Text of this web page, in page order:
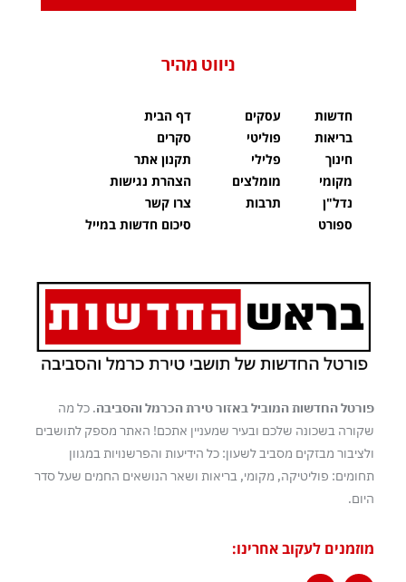
ניווט מהיר
חדשות
בריאות
חינוך
מקומי
נדל"ן
ספורט
עסקים
פוליטי
פלילי
מומלצים
תרבות
דף הבית
סקרים
תקנון אתר
הצהרת נגישות
צרו קשר
סיכום חדשות במייל
פורטל החדשות המוביל באזור טירת הכרמל והסביבה. כל מה
שקורה בשכונה שלכם ובעיר שמעניין אתכם! האתר מספק לתושבים
ולציבור מבזקים מסביב לשעון: כל הידיעות והפרשנויות במגוון
תחומים: פוליטיקה, מקומי, בריאות ושאר הנושאים החמים שעל סדר
היום.
מוזמנים לעקוב אחרינו: